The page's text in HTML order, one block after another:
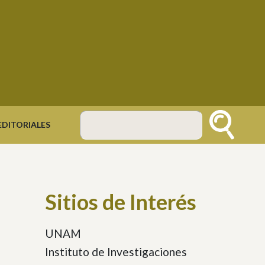
Buscar
Sitios de Interés
UNAM
Instituto de Investigaciones